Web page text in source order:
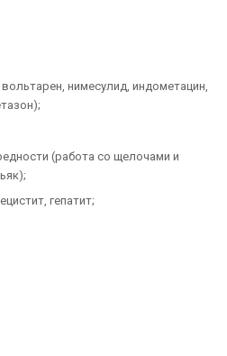
нимесулид, индометацин,
(работа со щелочами и
гепатит;